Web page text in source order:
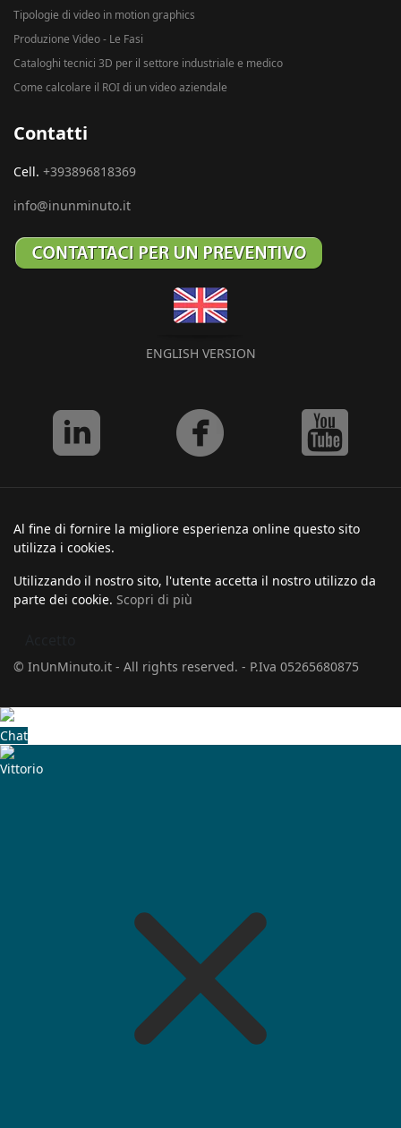
Tipologie di video in motion graphics
Produzione Video - Le Fasi
Cataloghi tecnici 3D per il settore industriale e medico
Come calcolare il ROI di un video aziendale
Contatti
Cell. +393896818369
info@inunminuto.it
ENGLISH VERSION
Al fine di fornire la migliore esperienza online questo sito
utilizza i cookies.
Utilizzando il nostro sito, l'utente accetta il nostro utilizzo da
parte dei cookie. Scopri di più
© InUnMinuto.it - All rights reserved. - P.Iva 05265680875
Chat
Vittorio